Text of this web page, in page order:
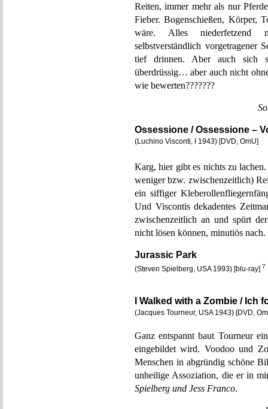
Reiten, immer mehr als nur
Fieber. Bogenschießen, Körper,
wäre. Alles niederfetzend
selbstverständlich vorgetragener
tief drinnen. Aber auch sich
überdrüssig… aber auch nicht
wie bewerten???????
Ossessione / Ossessione –
(Luchino Visconti, I 1943) [DVD, OmU]
Karg, hier gibt es nichts zu
weniger bzw. zwischenzeitlich)
ein siffiger
Und Viscontis dekadentes
zwischenzeitlich an und spürt
nicht lösen können, minutiös nach.
Jurassic Park
(Steven Spielberg, USA 1993) [blu-ray] 7
I Walked with a Zombie / Ich
(Jacques Tourneur, USA 1943) [DVD,
Ganz entspannt baut Tourneur
eingebildet wird. Voodoo und
Menschen in abgründig schöne
unheilige Assoziation, die er in
Spielberg und Jess Franco.